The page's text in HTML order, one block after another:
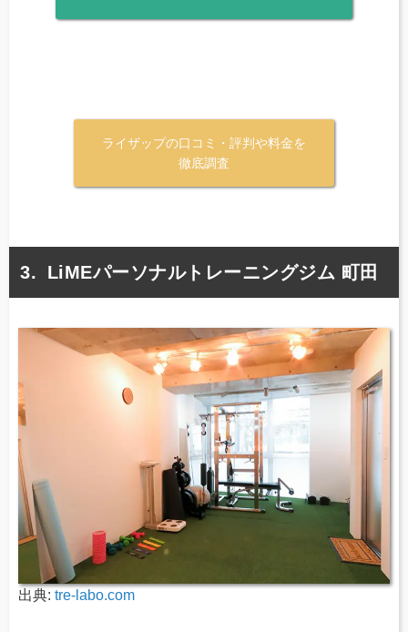
ライザップの口コミ・評判や料金を
徹底調査
LiMEパーソナルトレーニングジム 町田
出典: tre-labo.com